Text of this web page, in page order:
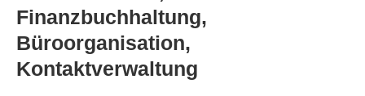
Finanzbuchhaltung,
Büroorganisation,
Kontaktverwaltung